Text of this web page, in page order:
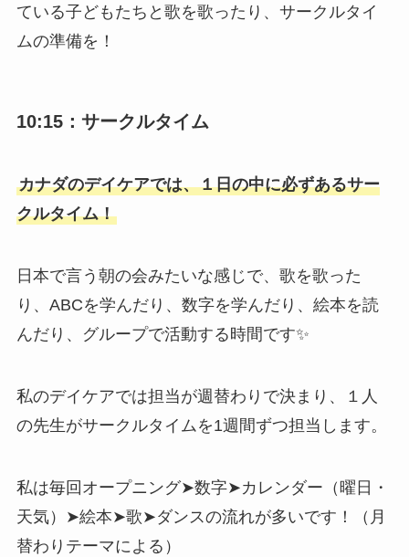
ている子どもたちと歌を歌ったり、サークルタイ
ムの準備を！
10:15：サークルタイム
カナダのデイケアでは、１日の中に必ずあるサー
クルタイム！
日本で言う朝の会みたいな感じで、歌を歌った
り、ABCを学んだり、数字を学んだり、絵本を読
んだり、グループで活動する時間です✨
私のデイケアでは担当が週替わりで決まり、１人
の先生がサークルタイムを1週間ずつ担当します。
私は毎回オープニング➤数字➤カレンダー（曜日・
天気）➤絵本➤歌➤ダンスの流れが多いです！（月
替わりテーマによる）